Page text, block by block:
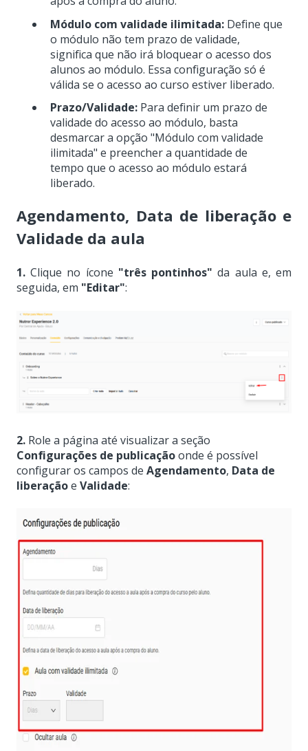
Módulo com validade ilimitada: Define que
o módulo não tem prazo de validade,
significa que não irá bloquear o acesso dos
alunos ao módulo. Essa configuração só é
válida se o acesso ao curso estiver liberado.
Prazo/Validade: Para definir um prazo de
validade do acesso ao módulo, basta
desmarcar a opção "Módulo com validade
ilimitada" e preencher a quantidade de
tempo que o acesso ao módulo estará
liberado.
Agendamento, Data de liberação e
Validade da aula
1. Clique no ícone "três pontinhos" da aula e, em
seguida, em "Editar":
2. Role a página até visualizar a seção
Configurações de publicaçãoonde é possível
configurar os campos de Agendamento, Data de
liberaçãoe Validade: